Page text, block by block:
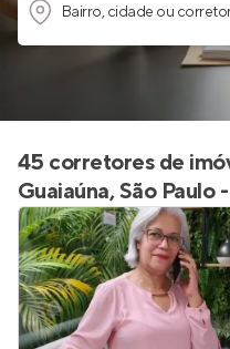
Bairro, cidade ou
45 corretores de
Guaiaúna, São Paulo